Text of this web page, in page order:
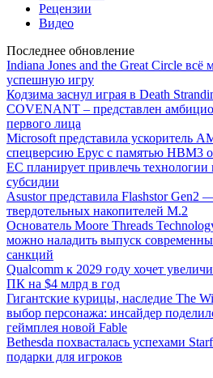
Рецензии
Видео
Последнее обновление
Indiana Jones and the Great Circle всё
успешную игру
Кодзима заснул играя в Death
COVENANT – представлен
первого лица
Microsoft представила ускоритель
спецверсию Epyc с памятью HBM3
ЕС планирует привлечь технологии
субсидии
Asustor представила Flashstor Gen2
твердотельных накопителей M.2
Основатель Moore Threads
можно наладить выпуск
санкций
Qualcomm к 2029 году хочет
ПК на $4 млрд в год
Гигантские курицы, наследие The
выбор персонажа: инсайдер
геймплея новой Fable
Bethesda похвасталась успехами
подарки для игроков